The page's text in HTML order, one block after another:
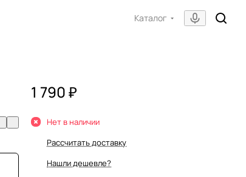
Каталог
1 790 ₽
Нет в наличии
Рассчитать доставку
Нашли дешевле?